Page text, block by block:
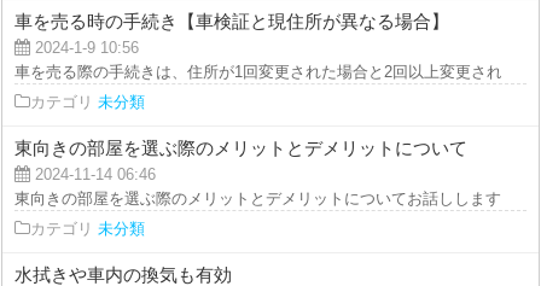
車を売る時の手続き【車検証と現住所が異なる場合】
2024-1-9 10:56
車を売る際の手続きは、住所が1回変更された場合と2回以上変更された場
カテゴリ 未分類
東向きの部屋を選ぶ際のメリットとデメリットについて
2024-11-14 06:46
東向きの部屋を選ぶ際のメリットとデメリットについてお話ししますね。
カテゴリ 未分類
水拭きや車内の換気も有効